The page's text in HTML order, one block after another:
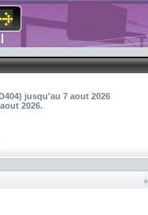
jusqu'au 7 aout 2026
2026.